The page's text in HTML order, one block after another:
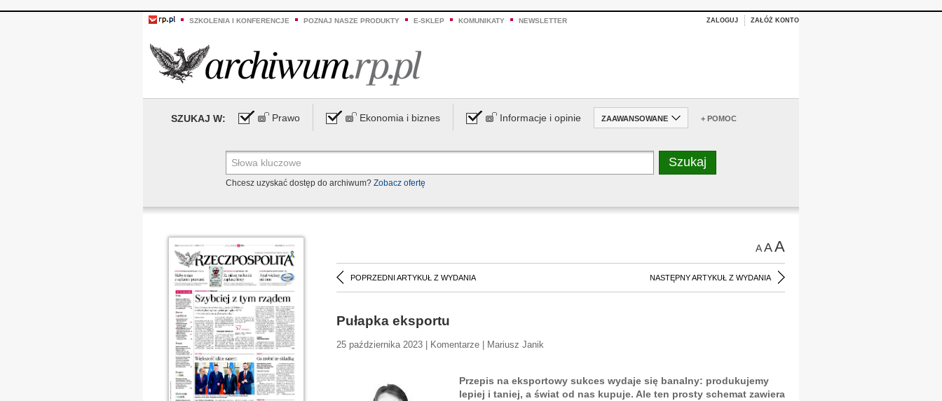
SZKOLENIA I KONFERENCJE POZNAJ NASZE PRODUKTY E-SKLEP KOMUNIKATY NEWSLETTER ZALOGUJ ZAŁÓŻ KONTO
SZUKAJ W: Prawo Ekonomia i biznes Informacje i opinie ZAAWANSOWANE + POMOC
Chcesz uzyskać dostęp do archiwum? Zobacz ofertę
AAA
POPRZEDNI ARTYKUŁ Z WYDANIA NASTĘPNY ARTYKUŁ Z WYDANIA
Pułapka eksportu
25 października 2023 | Komentarze | Mariusz Janik
Przepis na eksportowy sukces wydaje się banalny: produkujemy
lepiej i taniej, a świat od nas kupuje. Ale ten prosty schemat zawiera